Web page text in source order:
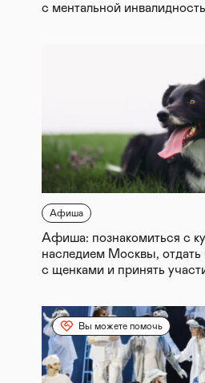
с ментальной
Афиша
Афиша: познакомиться с
наследием Москвы, отдать
с щенками и принять
Вы можете помочь